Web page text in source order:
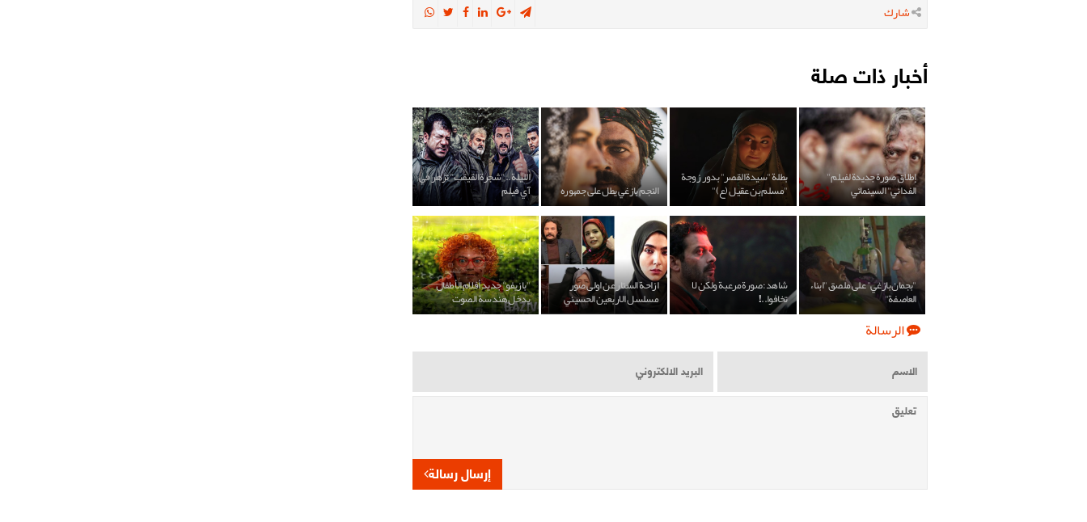
شارك
أخبار ذات صلة
إطلاق صورة جديدة لفيلم "
الفدائي" السينمائي
بطلة "سيدة القصر" بدور زوجة
"مسلم بن عقيل (ع)" النجم بازغي يطل على جمهوره
الليلة.. "شجرة القيقب" تزهر في
آي فيلم
"بجمان بازغي" على ملصق "ابناء
العاصفة"
شاهد: صورة مرعبة ولكن لا
تخافوا..!
ازاحة الستار عن اولى صور
مسلسل الاربعين الحسيني
"بازيفو" جديد أفلام الأطفال
يدخل هندسة الصوت
الرسالة
إرسال رسالة